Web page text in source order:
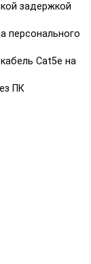
задержкой
персонального
Cat5e на
ПК